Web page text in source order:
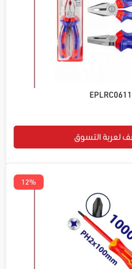
لعربة التسوق
12%